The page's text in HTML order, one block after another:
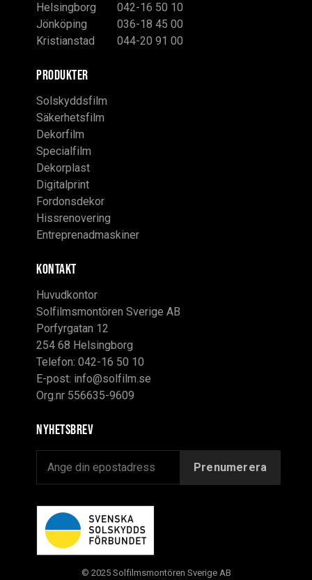
Helsingborg
042-16 50 10
Jönköping
036-18 45 00
Kristianstad
044-20 91 00
PRODUKTER
Solskyddsfilm
Säkerhetsfilm
Dekorfilm
Specialfilm
Dekorplast
Digitalprint
Fordonsdekor
Hissrenovering
Entreprenadmaskiner
KONTAKT
Huvudkontor
Solfilmsmontören Sverige AB
Porfyrgatan 12
254 68 Helsingborg
Telefon: 042-16 50 10
E-post: info@solfilm.se
Org.nr 556635-9609
Nyhetsbrev
© 2025 Solfilmsmontören Sverige AB